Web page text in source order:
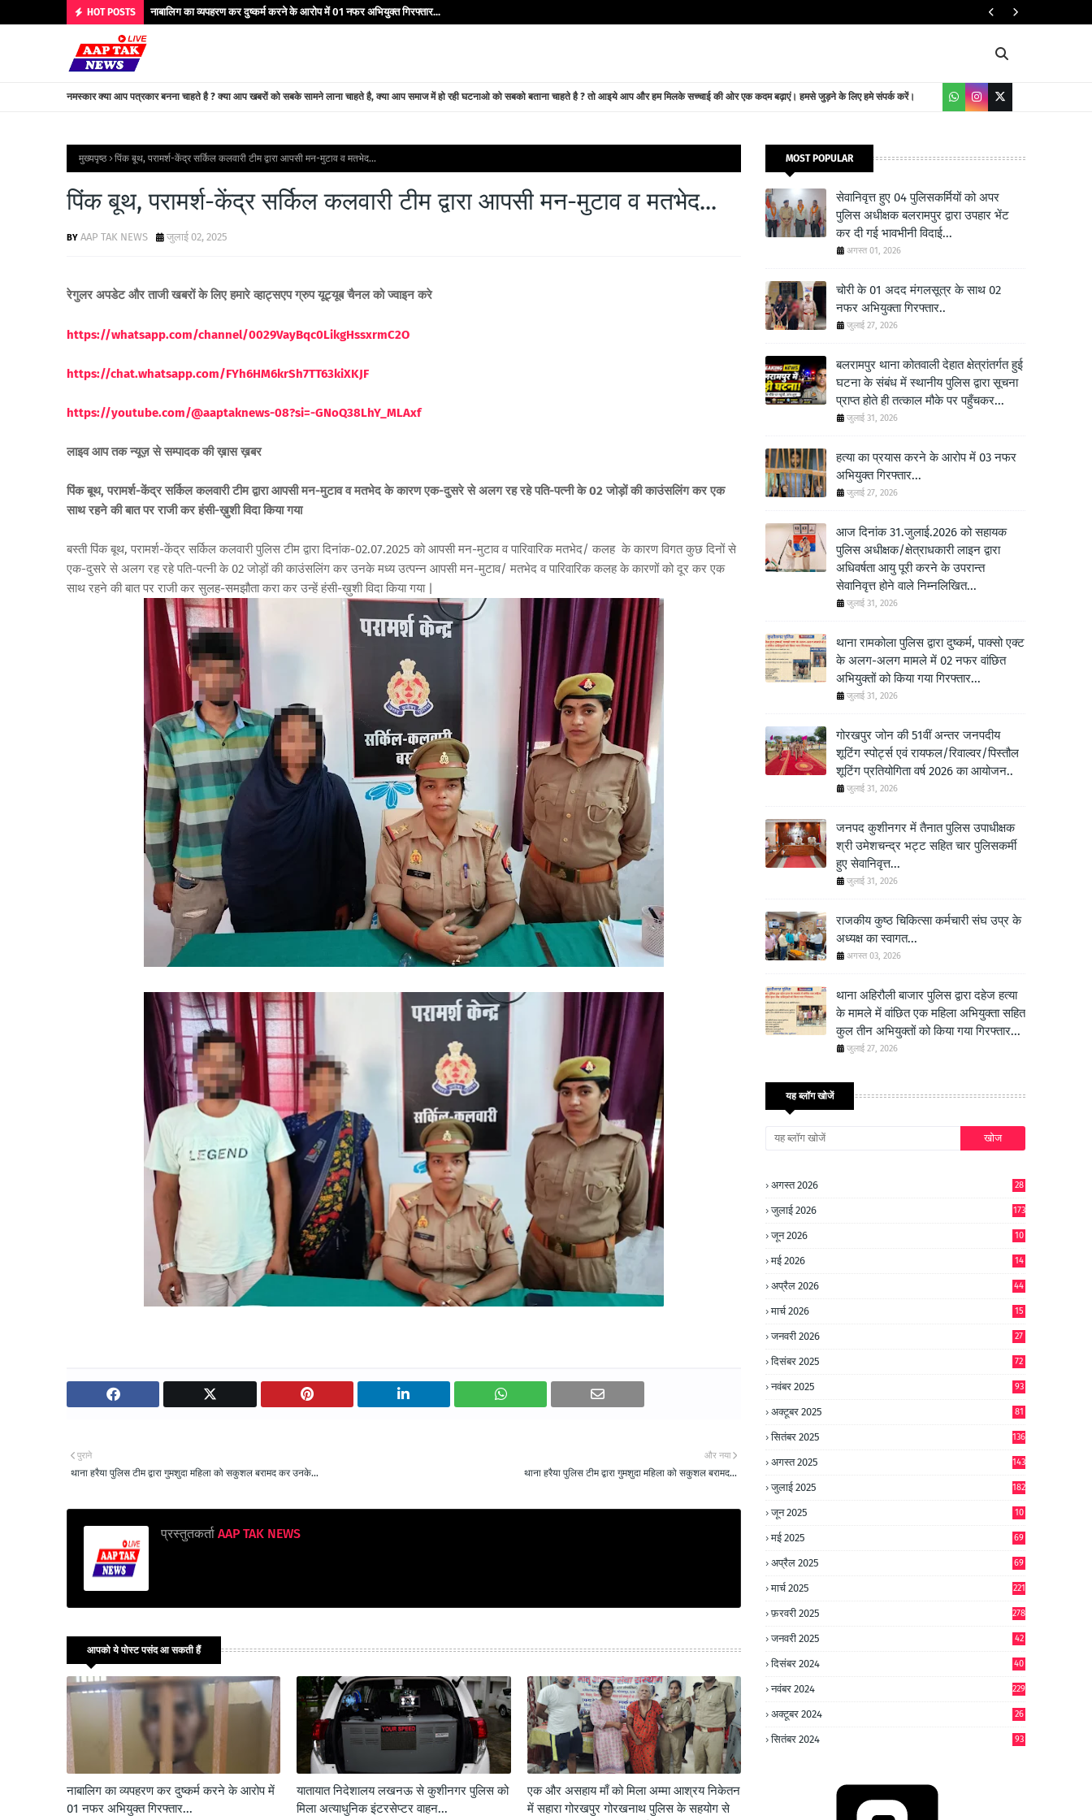
HOT POSTS नाबालिग का व्यपहरण कर दुष्कर्म करने के आरोप में 01 नफर अभियुक्त गिरफ्तार...
नमस्कार क्या आप पत्रकार बनना चाहते है ? क्या आप खबरों को सबके सामने लाना चाहते है, क्या आप समाज में हो रही घटनाओ को सबको बताना चाहते है ? तो आइये आप और हम मिलके सच्चाई की ओर एक कदम बढ़ाएं। हमसे जुड़ने के लिए हमे संपर्क करें।
मुख्यपृष्ठ पिंक बूथ, परामर्श-केंद्र सर्किल कलवारी टीम द्वारा आपसी मन-मुटाव व मतभेद...
पिंक बूथ, परामर्श-केंद्र सर्किल कलवारी टीम द्वारा आपसी मन-मुटाव व मतभेद...
AAP TAK NEWS जुलाई 02, 2025
रेगुलर अपडेट और ताजी खबरों के लिए हमारे व्हाट्सएप ग्रुप यूट्यूब चैनल को ज्वाइन करे
https://whatsapp.com/channel/0029VayBqc0LikgHssxrmC2O
https://chat.whatsapp.com/FYh6HM6krSh7TT63kiXKJF
https://youtube.com/@aaptaknews-08?si=-GNoQ38LhY_MLAxf
लाइव आप तक न्यूज़ से सम्पादक की ख़ास ख़बर
पिंक बूथ, परामर्श-केंद्र सर्किल कलवारी टीम द्वारा आपसी मन-मुटाव व मतभेद के कारण एक-दुसरे से अलग रह रहे पति-पत्नी के 02 जोड़ों की काउंसलिंग कर एक
साथ रहने की बात पर राजी कर हंसी-ख़ुशी विदा किया गया
बस्ती पिंक बूथ, परामर्श-केंद्र सर्किल कलवारी पुलिस टीम द्वारा दिनांक-02.07.2025 को आपसी मन-मुटाव व पारिवारिक मतभेद/ कलह के कारण विगत कुछ दिनों से
एक-दुसरे से अलग रह रहे पति-पत्नी के 02 जोड़ों की काउंसलिंग कर उनके मध्य उत्पन्न आपसी मन-मुटाव/ मतभेद व पारिवारिक कलह के कारणों को दूर कर एक
साथ रहने की बात पर राजी कर सुलह-समझौता करा कर उन्हें हंसी-ख़ुशी विदा किया गया |
और नया
थाना हरैया पुलिस टीम द्वारा गुमशुदा महिला को सकुशल बरामद...
पुराने
थाना हरैया पुलिस टीम द्वारा गुमशुदा महिला को सकुशल बरामद कर उनके...
प्रस्तुतकर्ता AAP TAK NEWS
आपको ये पोस्ट पसंद आ सकती हैं
नाबालिग का व्यपहरण कर दुष्कर्म करने के आरोप में
01 नफर अभियुक्त गिरफ्तार...
यातायात निदेशालय लखनऊ से कुशीनगर पुलिस को
मिला अत्याधुनिक इंटरसेप्टर वाहन...
एक और असहाय माँ को मिला अम्मा आश्रय निकेतन
में सहारा गोरखपुर गोरखनाथ पुलिस के सहयोग से
MOST POPULAR
सेवानिवृत्त हुए 04 पुलिसकर्मियों को अपर
पुलिस अधीक्षक बलरामपुर द्वारा उपहार भेंट
कर दी गई भावभीनी विदाई...
अगस्त 01, 2026
चोरी के 01 अदद मंगलसूत्र के साथ 02
नफर अभियुक्ता गिरफ्तार..
जुलाई 27, 2026
बलरामपुर थाना कोतवाली देहात क्षेत्रांतर्गत हुई
घटना के संबंध में स्थानीय पुलिस द्वारा सूचना
प्राप्त होते ही तत्काल मौके पर पहुँचकर...
जुलाई 31, 2026
हत्या का प्रयास करने के आरोप में 03 नफर
अभियुक्त गिरफ्तार...
जुलाई 27, 2026
आज दिनांक 31.जुलाई.2026 को सहायक
पुलिस अधीक्षक/क्षेत्राधकारी लाइन द्वारा
अधिवर्षता आयु पूरी करने के उपरान्त
सेवानिवृत्त होने वाले निम्नलिखित...
जुलाई 31, 2026
थाना रामकोला पुलिस द्वारा दुष्कर्म, पाक्सो एक्ट
के अलग-अलग मामले में 02 नफर वांछित
अभियुक्तों को किया गया गिरफ्तार...
जुलाई 31, 2026
गोरखपुर जोन की 51वीं अन्तर जनपदीय
शूटिंग स्पोर्ट्स एवं रायफल/रिवाल्वर/पिस्तौल
शूटिंग प्रतियोगिता वर्ष 2026 का आयोजन..
जुलाई 31, 2026
जनपद कुशीनगर में तैनात पुलिस उपाधीक्षक
श्री उमेशचन्द्र भट्ट सहित चार पुलिसकर्मी
हुए सेवानिवृत्त...
जुलाई 31, 2026
राजकीय कुष्ठ चिकित्सा कर्मचारी संघ उप्र के
अध्यक्ष का स्वागत...
अगस्त 03, 2026
थाना अहिरौली बाजार पुलिस द्वारा दहेज हत्या
के मामले में वांछित एक महिला अभियुक्ता सहित
कुल तीन अभियुक्तों को किया गया गिरफ्तार...
जुलाई 27, 2026
यह ब्लॉग खोजें
अगस्त 2026 28
जुलाई 2026 173
जून 2026
10
मई 2026
14
अप्रैल 2026 44
मार्च 2026 15
जनवरी 2026 27
दिसंबर 2025 72
नवंबर 2025 93
अक्टूबर 2025 81
सितंबर 2025 136
अगस्त 2025 143
जुलाई 2025 182
जून 2025
10
मई 2025 69
अप्रैल 2025 69
मार्च 2025 221
फ़रवरी 2025 278
जनवरी 2025
42
दिसंबर 2024
40
नवंबर 2024 229
अक्टूबर 2024
26
सितंबर 2024 93